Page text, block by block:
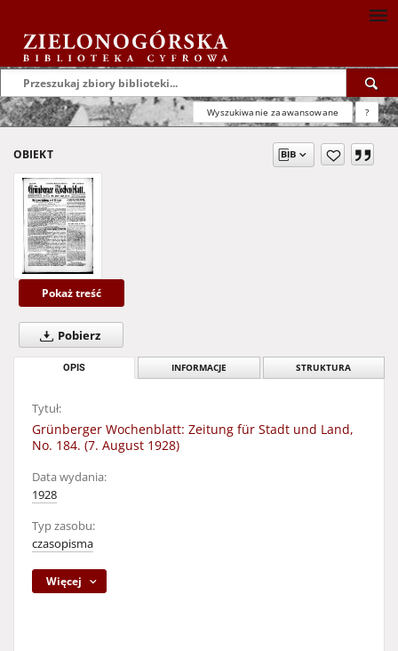
Wyszukiwanie zaawansowane ?
OBIEKT
Pokaż treść
Pobierz
OPIS INFORMACJE STRUKTURA
Tytuł:
Grünberger Wochenblatt: Zeitung für Stadt und Land,
No. 184. (7. August 1928)
Data wydania:
1928
Typ zasobu:
czasopisma
Więcej